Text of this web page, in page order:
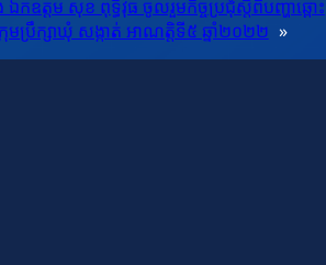
កឧត្តម សុខ ពុទ្ធិវុធ ចូលរួមកិច្ចប្រជុំស្តីពីបញ្ហាឆ្ពោះ
មប្រឹក្សាឃុំ សង្កាត់ អាណត្តិទី៥ ឆ្នាំ២០២២ »